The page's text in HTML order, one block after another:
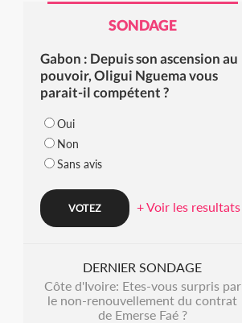
SONDAGE
Gabon : Depuis son ascension au
pouvoir, Oligui Nguema vous
parait-il compétent ?
Oui
Non
Sans avis
+ Voir les resultats
DERNIER SONDAGE
Côte d'Ivoire: Etes-vous surpris par
le non-renouvellement du contrat
de Emerse Faé ?